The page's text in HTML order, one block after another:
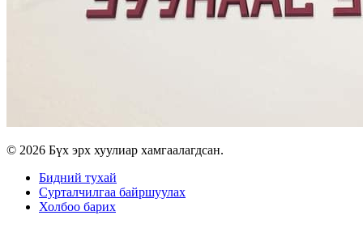
© 2026 Бүх эрх хуулиар хамгаалагдсан.
Бидний тухай
Сурталчилгаа байршуулах
Холбоо барих